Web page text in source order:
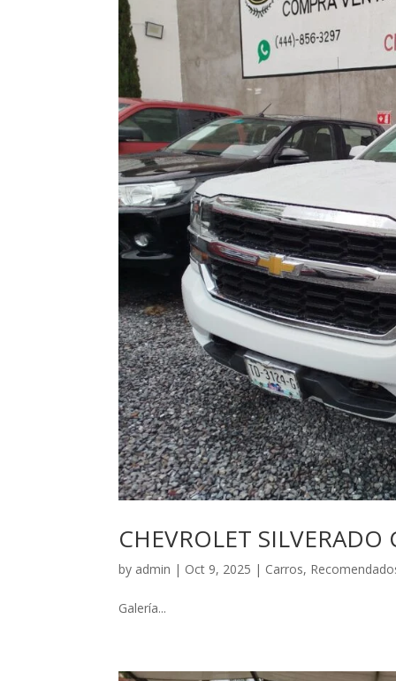
CHEVROLET SILVERADO
by admin | Oct 9, 2025 | Carros,
Galería...